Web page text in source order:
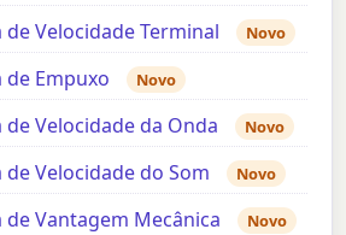
de Velocidade Terminal Novo
de Empuxo Novo
de Velocidade da Onda Novo
de Velocidade do Som Novo
de Vantagem Mecânica Novo